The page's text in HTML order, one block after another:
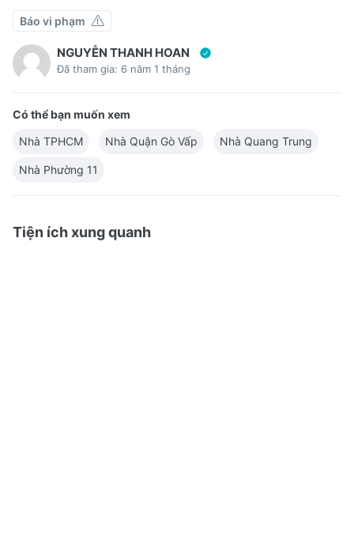
Báo vi phạm
NGUYỄN THANH HOAN
Đã tham gia: 6 năm 1 tháng
Có thể bạn muốn xem
Nhà TPHCM
Nhà Quận Gò Vấp Nhà Quang Trung
Nhà Phường 11
Tiện ích xung quanh